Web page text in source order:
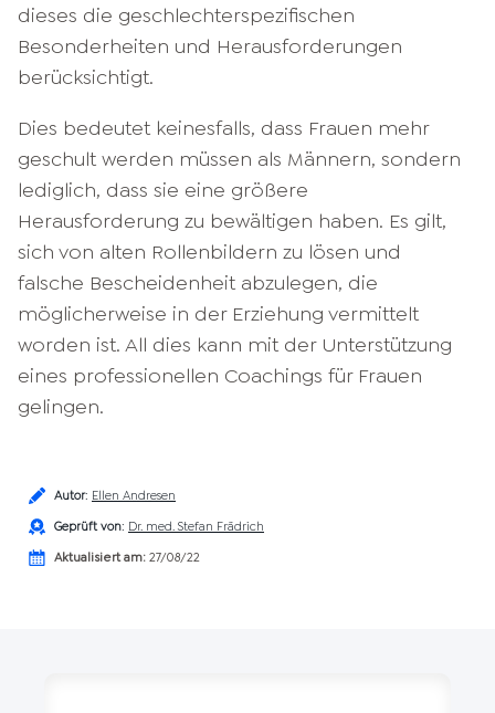
dieses die geschlechterspezifischen
Besonderheiten und Herausforderungen
berücksichtigt.
Dies bedeutet keinesfalls, dass Frauen mehr
geschult werden müssen als Männern, sondern
lediglich, dass sie eine größere
Herausforderung zu bewältigen haben. Es gilt,
sich von alten Rollenbildern zu lösen und
falsche Bescheidenheit abzulegen, die
möglicherweise in der Erziehung vermittelt
worden ist. All dies kann mit der Unterstützung
eines professionellen Coachings für Frauen
gelingen.
Autor: Ellen Andresen
Geprüft von: Dr. med. Stefan Frädrich
Aktualisiert am: 27/08/22